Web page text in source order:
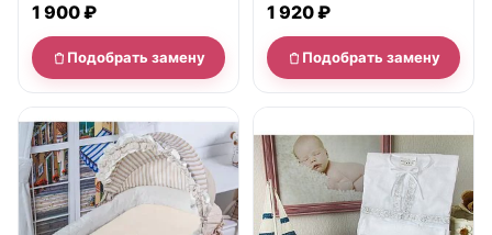
1 900 ₽
Подобрать замену
предмета
1 920 ₽
Подобрать замену
нет в продаже